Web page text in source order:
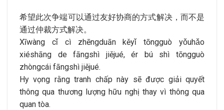
希望此次争端可以通过友好协商的方式解决，而不是
通过仲裁方式解决。
Xīwàng cǐ cì zhēngduān kěyǐ tōngguò yǒuhǎo
xiéshāng de fāngshì jiějué, ér bú shì tōngguò
zhòngcái fāngshì jiějué.
Hy vọng rằng tranh chấp này sẽ được giải quyết
thông qua thương lượng hữu nghị thay vì thông qua
quan tòa.